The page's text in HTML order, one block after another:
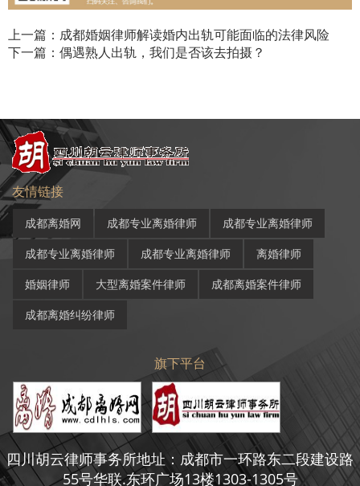
上一篇：成都婚姻律师解读婚内出轨可能面临的法律风险
下一篇：偶遇熟人出轨，我们是否该去拍摄？
友情链接
成都离婚网 成都专业离婚律师
成都专业离婚律师
成都专业离婚律师
成都专业离婚律师
离婚律师
婚姻律师
大型离婚案件律师
成都离婚案件律师
成都离婚纠纷律师
旗下平台
四川胡云律师事务所地址：成都市一环路东二段建设路
55号华联.东环广场13楼1303-1305号